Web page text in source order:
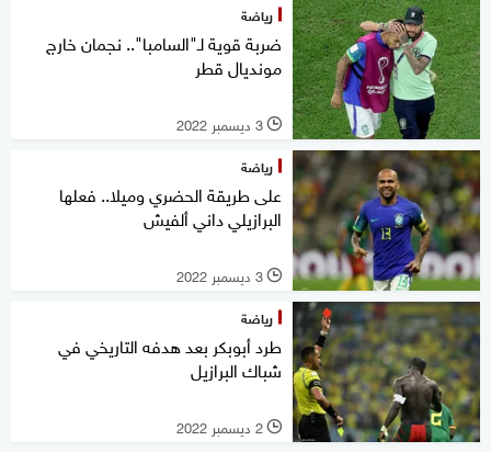
رياضة
ضربة قوية لـ"السامبا".. نجمان خارج
مونديال قطر
l 3 ديسمبر 2022
رياضة
على طريقة الحضري وميلا.. فعلها
البرازيلي داني ألفيش
l 3 ديسمبر 2022
رياضة
طرد أبوبكر بعد هدفه التاريخي في
شباك البرازيل
l 2 ديسمبر 2022